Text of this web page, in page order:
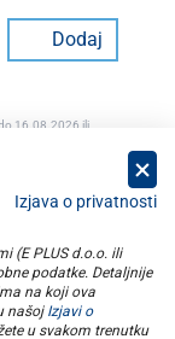
Dodaj
16.08.2026 ili
Izjava o privatnosti
(E PLUS d.o.o. ili
podatke. Detaljnije
na koji ova
našoj Izjavi o
u svakom trenutku